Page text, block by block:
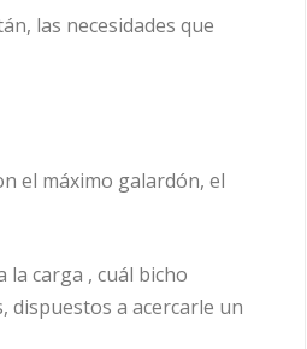
las necesidades que
el máximo galardón, el
la carga , cuál bicho
dispuestos a acercarle un